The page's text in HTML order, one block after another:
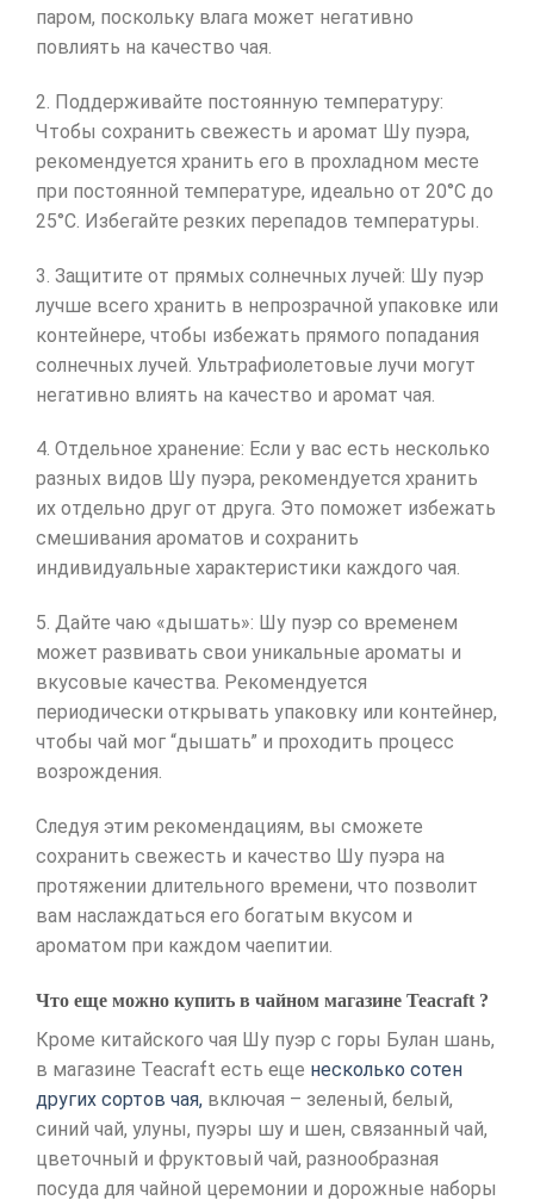
паром, поскольку влага может негативно
повлиять на качество чая.
2. Поддерживайте постоянную температуру:
Чтобы сохранить свежесть и аромат Шу пуэра,
рекомендуется хранить его в прохладном месте
при постоянной температуре, идеально от 20°C до
25°C. Избегайте резких перепадов температуры.
3. Защитите от прямых солнечных лучей: Шу пуэр
лучше всего хранить в непрозрачной упаковке или
контейнере, чтобы избежать прямого попадания
солнечных лучей. Ультрафиолетовые лучи могут
негативно влиять на качество и аромат чая.
4. Отдельное хранение: Если у вас есть несколько
разных видов Шу пуэра, рекомендуется хранить
их отдельно друг от друга. Это поможет избежать
смешивания ароматов и сохранить
индивидуальные характеристики каждого чая.
5. Дайте чаю «дышать»: Шу пуэр со временем
может развивать свои уникальные ароматы и
вкусовые качества. Рекомендуется
периодически открывать упаковку или контейнер,
чтобы чай мог “дышать” и проходить процесс
возрождения.
Следуя этим рекомендациям, вы сможете
сохранить свежесть и качество Шу пуэра на
протяжении длительного времени, что позволит
вам наслаждаться его богатым вкусом и
ароматом при каждом чаепитии.
Что еще можно купить в чайном магазине Teacraft ?
Кроме китайского чая Шу пуэр с горы Булан шань,
в магазине Teacraft есть еще несколько сотен
других сортов чая, включая – зеленый, белый,
синий чай, улуны, пуэры шу и шен, связанный чай,
цветочный и фруктовый чай, разнообразная
посуда для чайной церемонии и дорожные наборы